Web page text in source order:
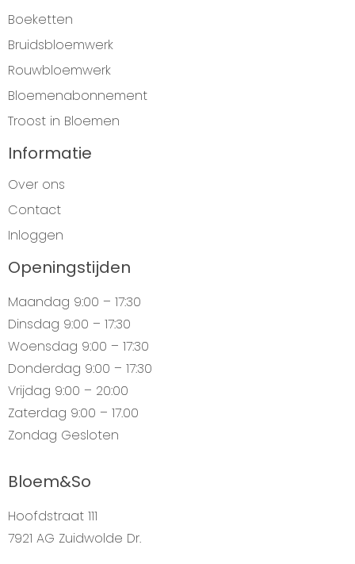
Boeketten
Bruidsbloemwerk
Rouwbloemwerk
Bloemenabonnement
Troost in Bloemen
Informatie
Over ons
Contact
Inloggen
Openingstijden
Maandag 9:00 – 17:30
Dinsdag 9:00 – 17:30
Woensdag 9:00 – 17:30
Donderdag 9:00 – 17:30
Vrijdag 9:00 – 20:00
Zaterdag 9:00 – 17.00
Zondag Gesloten
Bloem&So
Hoofdstraat 111
7921 AG Zuidwolde Dr.